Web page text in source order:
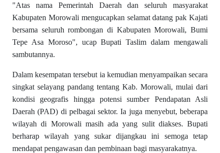
"Atas nama Pemerintah Daerah dan seluruh masyarakat
Kabupaten Morowali mengucapkan selamat datang pak Kajati
bersama seluruh rombongan di Kabupaten Morowali, Bumi
Tepe Asa Moroso", ucap Bupati Taslim dalam mengawali
sambutannya.
Dalam kesempatan tersebut ia kemudian menyampaikan secara
singkat selayang pandang tentang Kab. Morowali, mulai dari
kondisi geografis hingga potensi sumber Pendapatan Asli
Daerah (PAD) di pelbagai sektor. Ia juga menyebut, beberapa
wilayah di Morowali masih ada yang sulit diakses. Bupati
berharap wilayah yang sukar dijangkau ini semoga tetap
mendapat pengawasan dan pembinaan bagi masyarakatnya.